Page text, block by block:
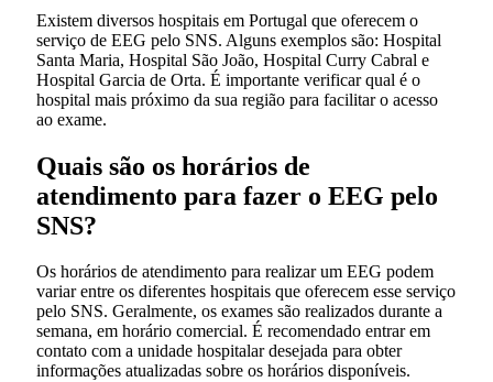
Existem diversos hospitais em Portugal que oferecem o
serviço de EEG pelo SNS. Alguns exemplos são: Hospital
Santa Maria, Hospital São João, Hospital Curry Cabral e
Hospital Garcia de Orta. É importante verificar qual é o
hospital mais próximo da sua região para facilitar o acesso
ao exame.
Quais são os horários de
atendimento para fazer o EEG pelo
SNS?
Os horários de atendimento para realizar um EEG podem
variar entre os diferentes hospitais que oferecem esse serviço
pelo SNS. Geralmente, os exames são realizados durante a
semana, em horário comercial. É recomendado entrar em
contato com a unidade hospitalar desejada para obter
informações atualizadas sobre os horários disponíveis.